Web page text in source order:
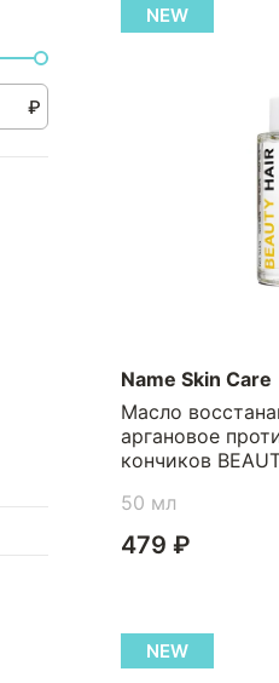
₽
NEW
Name Skin Care
Масло
аргановое
кончиков
50 мл
479 ₽
NEW